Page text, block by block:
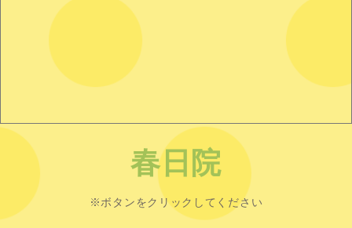
春日院
※ボタンをクリックしてください